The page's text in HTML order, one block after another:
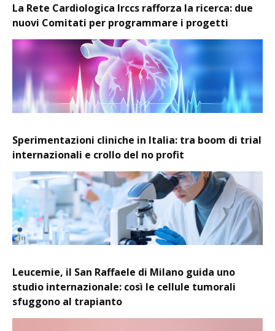
La Rete Cardiologica Irccs rafforza la ricerca: due
nuovi Comitati per programmare i progetti
Sperimentazioni cliniche in Italia: tra boom di trial
internazionali e crollo del no profit
Leucemie, il San Raffaele di Milano guida uno
studio internazionale: così le cellule tumorali
sfuggono al trapianto